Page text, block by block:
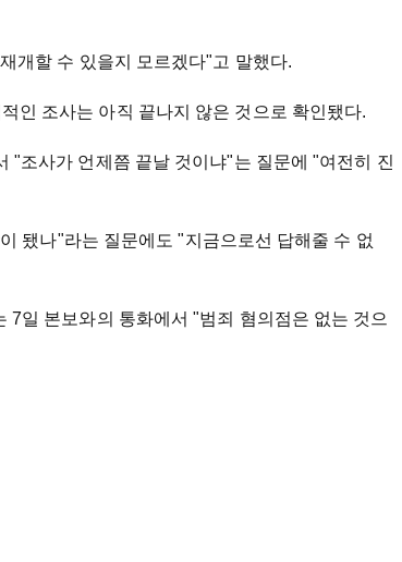
개할 수 있을지 모르겠다"고 말했다.
인 조사는 아직 끝나지 않은 것으로 확인됐다.
"조사가 언제쯤 끝날 것이냐"는 질문에 "여전히 진
됐나"라는 질문에도 "지금으로선 답해줄 수 없
7일 본보와의 통화에서 "범죄 혐의점은 없는 것으